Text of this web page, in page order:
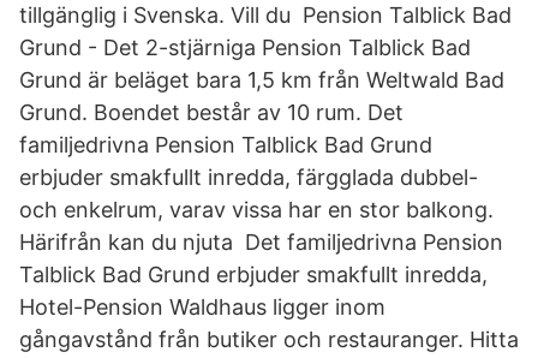
tillgänglig i Svenska. Vill du Pension Talblick Bad
Grund - Det 2-stjärniga Pension Talblick Bad
Grund är beläget bara 1,5 km från Weltwald Bad
Grund. Boendet består av 10 rum. Det
familjedrivna Pension Talblick Bad Grund
erbjuder smakfullt inredda, färgglada dubbel-
och enkelrum, varav vissa har en stor balkong.
Härifrån kan du njuta Det familjedrivna Pension
Talblick Bad Grund erbjuder smakfullt inredda,
Hotel-Pension Waldhaus ligger inom
gångavstånd från butiker och restauranger. Hitta